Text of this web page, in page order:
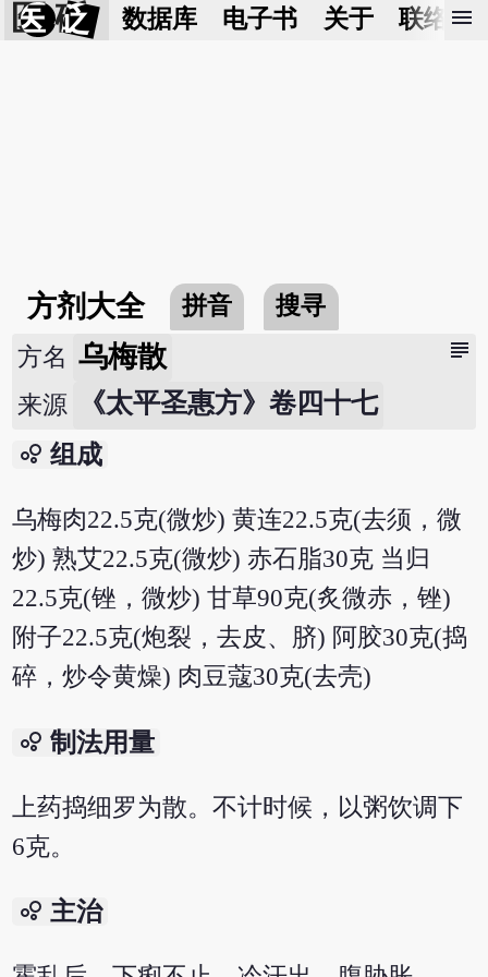
医 砭 数据库 电子书 关于 联络我
menu
方剂大全 拼音 搜寻
subject
方名 乌梅散
来源 《太平圣惠方》卷四十七
bubble_chart 组成
乌梅肉22.5克(微炒) 黄连22.5克(去须，微
炒) 熟艾22.5克(微炒) 赤石脂30克 当归
22.5克(锉，微炒) 甘草90克(炙微赤，锉)
附子22.5克(炮裂，去皮、脐) 阿胶30克(捣
碎，炒令黄燥) 肉豆蔻30克(去壳)
bubble_chart 制法用量
上药捣细罗为散。不计时候，以粥饮调下
6克。
bubble_chart 主治